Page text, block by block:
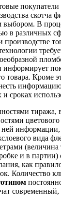
скотча
В
в различных
производстве
товара. Кроме
сроках
ней
вида
(величина
и в
как
Количество